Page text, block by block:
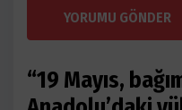
YORUMU GÖNDER
“19 Mayıs,